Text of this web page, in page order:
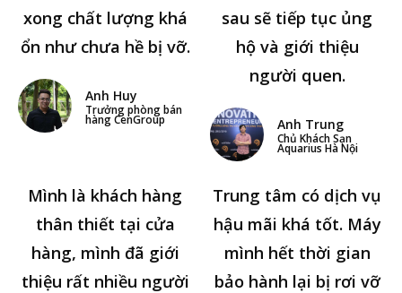
xong chất lượng khá
ổn như chưa hề bị vỡ.
Anh Huy
Trưởng phòng bán
hàng CenGroup
sau sẽ tiếp tục ủng
hộ và giới thiệu
người quen.
Anh Trung
Chủ Khách Sạn
Aquarius Hà Nội
Mình là khách hàng
thân thiết tại cửa
hàng, mình đã giới
thiệu rất nhiều người
Trung tâm có dịch vụ
hậu mãi khá tốt. Máy
mình hết thời gian
bảo hành lại bị rơi vỡ